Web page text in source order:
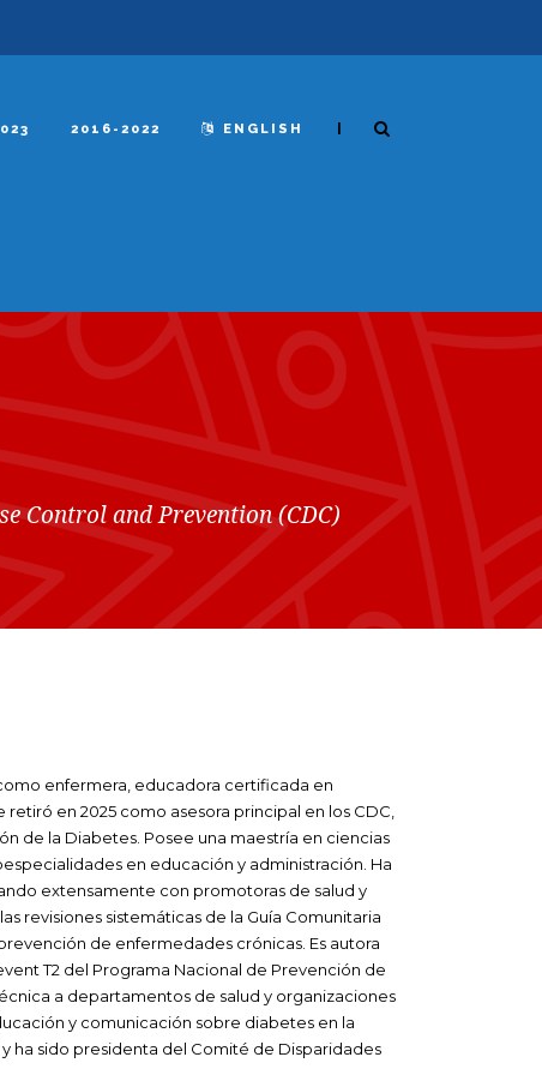
2016-2022 ENGLISH |
Control and Prevention (CDC)
enfermera, educadora certificada en
en 2025 como asesora principal en los CDC,
de la Diabetes. Posee una maestría en ciencias
en educación y administración. Ha
extensamente con promotoras de salud y
revisiones sistemáticas de la Guía Comunitaria
de enfermedades crónicas. Es autora
T2 del Programa Nacional de Prevención de
a departamentos de salud y organizaciones
y comunicación sobre diabetes en la
ha sido presidenta del Comité de Disparidades